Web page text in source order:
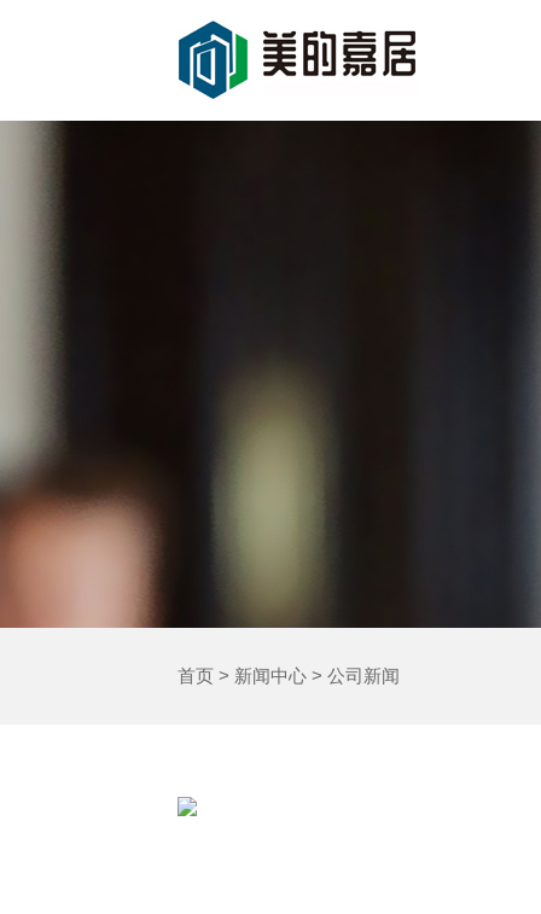
首页> 新闻中心> 公司新闻